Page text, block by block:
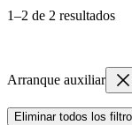
1–2 de 2 resultados
Arranque auxiliar
Eliminar todos los